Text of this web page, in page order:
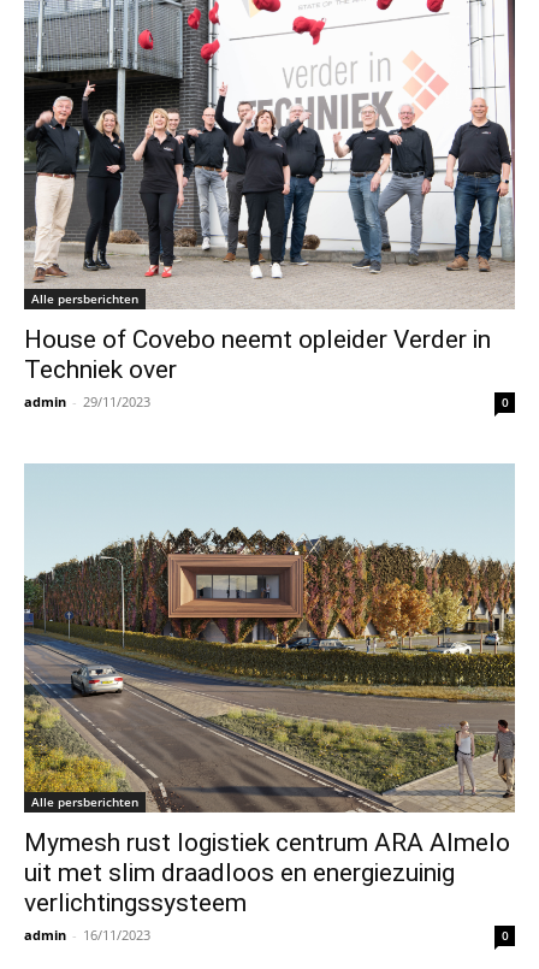
Alle persberichten
House of Covebo neemt opleider Verder in
Techniek over
admin - 29/11/2023 0
Alle persberichten
Mymesh rust logistiek centrum ARA Almelo
uit met slim draadloos en energiezuinig
verlichtingssysteem
admin - 16/11/2023 0